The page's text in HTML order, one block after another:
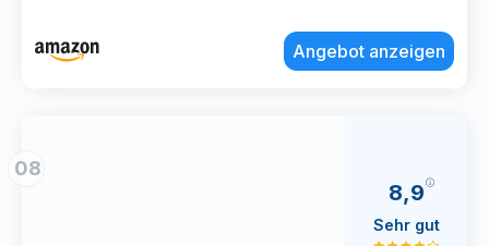
Angebot anzeigen
08
8,9
Sehr gut